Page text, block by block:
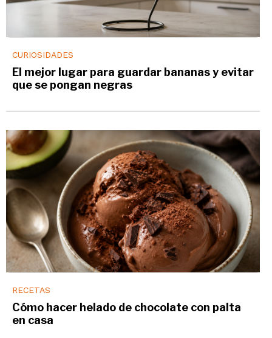
CURIOSIDADES
El mejor lugar para guardar bananas y evitar
que se pongan negras
RECETAS
Cómo hacer helado de chocolate con palta
en casa